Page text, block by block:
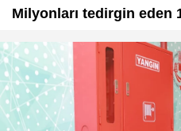
Milyonları tedirgin eden